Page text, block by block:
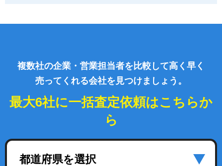
複数社の企業・営業担当者を比較して高く早く
売ってくれる会社を見つけましょう。
最大6社に一括査定依頼はこちらか
ら
都道府県を選択